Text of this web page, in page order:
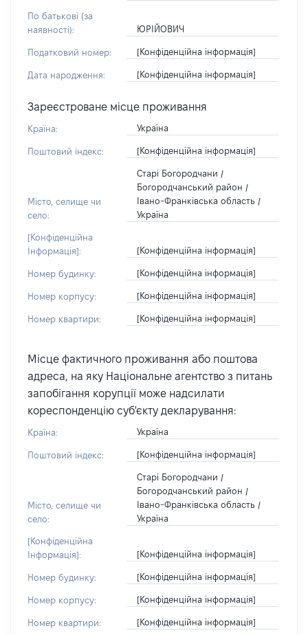
По батькові (за
наявності):
ЮРІЙОВИЧ
Податковий номер: [Конфіденційна інформація]
Дата народження: [Конфіденційна інформація]
Зареєстроване місце проживання
Країна: Україна
Поштовий індекс: [Конфіденційна інформація]
Місто, селище чи
село:
Старі Богородчани /
Богородчанський район /
Івано-Франківська область /
Україна
[Конфіденційна
Інформація]:
[Конфіденційна інформація]
Номер будинку: [Конфіденційна інформація]
Номер корпусу: [Конфіденційна інформація]
Номер квартири: [Конфіденційна інформація]
Місце фактичного проживання або поштова
адреса, на яку Національне агентство з питань
запобігання корупції може надсилати
кореспонденцію суб'єкту декларування:
Країна: Україна
Поштовий індекс: [Конфіденційна інформація]
Місто, селище чи
село:
Старі Богородчани /
Богородчанський район /
Івано-Франківська область /
Україна
[Конфіденційна
Інформація]:
[Конфіденційна інформація]
Номер будинку: [Конфіденційна інформація]
Номер корпусу: [Конфіденційна інформація]
Номер квартири: [Конфіденційна інформація]